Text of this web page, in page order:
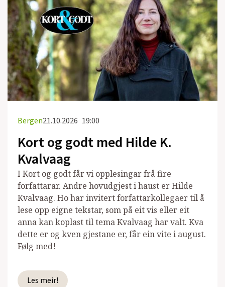
Bergen21.10.2026 19:00
Kort og godt med Hilde K.
Kvalvaag
I Kort og godt får vi opplesingar frå fire
forfattarar. Andre hovudgjest i haust er Hilde
Kvalvaag. Ho har invitert forfattarkollegaer til å
lese opp eigne tekstar, som på eit vis eller eit
anna kan koplast til tema Kvalvaag har valt. Kva
dette er og kven gjestane er, får ein vite i august.
Følg med!
Les meir!